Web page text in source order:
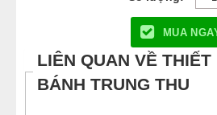
MUA
LIÊN QUAN VỀ THIẾT
BÁNH TRUNG THU